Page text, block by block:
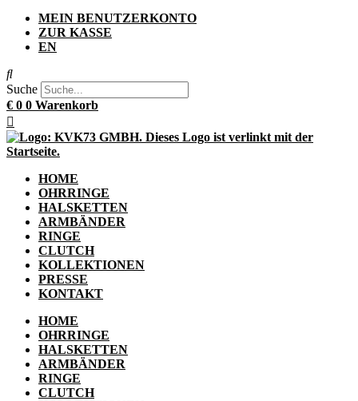
MEIN BENUTZERKONTO
ZUR KASSE
EN
Suche
€ 0 0 Warenkorb
HOME
OHRRINGE
HALSKETTEN
ARMBÄNDER
RINGE
CLUTCH
KOLLEKTIONEN
PRESSE
KONTAKT
HOME
OHRRINGE
HALSKETTEN
ARMBÄNDER
RINGE
CLUTCH